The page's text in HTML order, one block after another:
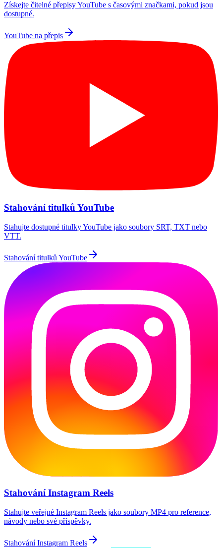
Získejte čitelné přepisy YouTube s časovými značkami, pokud jsou
dostupné.
YouTube na přepis
Stahování titulků YouTube
Stahujte dostupné titulky YouTube jako soubory SRT, TXT nebo
VTT.
Stahování titulků YouTube
Stahování Instagram Reels
Stahujte veřejné Instagram Reels jako soubory MP4 pro reference,
návody nebo své příspěvky.
Stahování Instagram Reels